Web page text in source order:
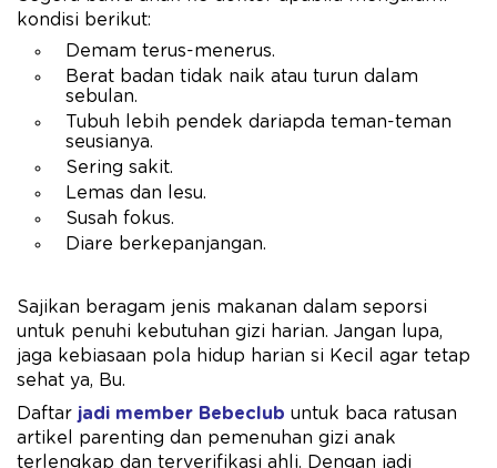
kondisi berikut:
Demam terus-menerus.
Berat badan tidak naik atau turun dalam
sebulan.
Tubuh lebih pendek dariapda teman-teman
seusianya.
Sering sakit.
Lemas dan lesu.
Susah fokus.
Diare berkepanjangan.
Sajikan beragam jenis makanan dalam seporsi
untuk penuhi kebutuhan gizi harian. Jangan lupa,
jaga kebiasaan pola hidup harian si Kecil agar tetap
sehat ya, Bu.
Daftar jadi member Bebeclub untuk baca ratusan
artikel parenting dan pemenuhan gizi anak
terlengkap dan terverifikasi ahli. Dengan jadi